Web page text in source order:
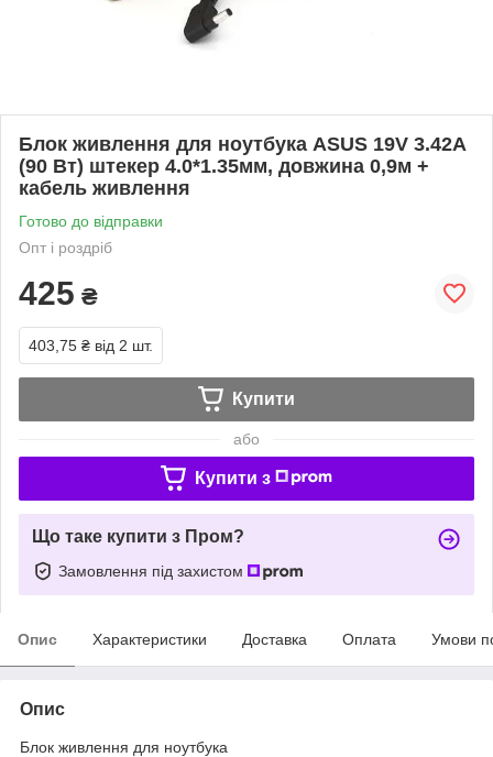
Блок живлення для ноутбука ASUS 19V 3.42A
(90 Вт) штекер 4.0*1.35мм, довжина 0,9м +
кабель живлення
Готово до відправки
Опт і роздріб
425 ₴
403,75 ₴ від 2 шт.
Купити
або
Купити з
Що таке купити з Пром?
Замовлення під захистом
Опис Характеристики Доставка Оплата Умови
Опис
Блок живлення для ноутбука